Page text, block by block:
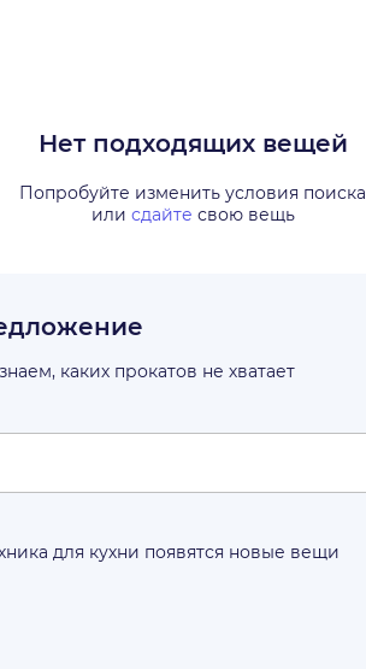
Нет подходящих вещей
Попробуйте изменить условия поиска
или сдайте свою вещь
каких прокатов не хватает
для кухни появятся новые вещи